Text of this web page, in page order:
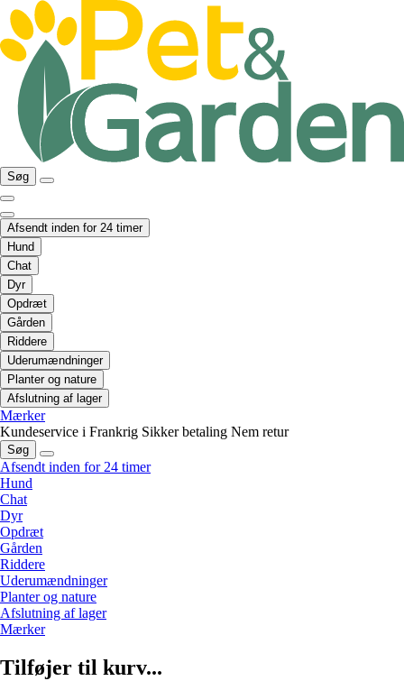
Søg
Afsendt inden for 24 timer
Hund
Chat
Dyr
Opdræt
Gården
Riddere
Uderumændninger
Planter og nature
Afslutning af lager
Mærker
Kundeservice i Frankrig Sikker betaling Nem retur
Søg
Afsendt inden for 24 timer
Hund
Chat
Dyr
Opdræt
Gården
Riddere
Uderumændninger
Planter og nature
Afslutning af lager
Mærker
Tilføjer til kurv...